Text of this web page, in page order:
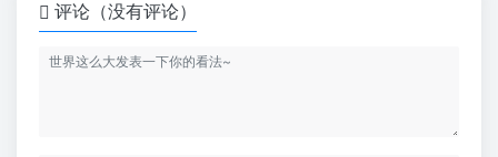
评论（没有评论）